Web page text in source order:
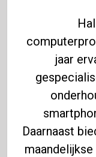
jaar
Daarnaast